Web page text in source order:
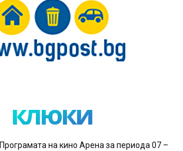
клюки
Програмата на кино Арена за периода 07 –